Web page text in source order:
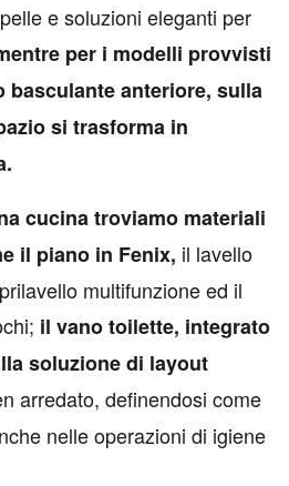
e soluzioni eleganti per
per i modelli provvisti
basculante anteriore, sulla
si trasforma in
cucina troviamo materiali
il piano in Fenix, il lavello
multifunzione ed il
il vano toilette, integrato
soluzione di layout
arredato, definendosi come
nelle operazioni di igiene